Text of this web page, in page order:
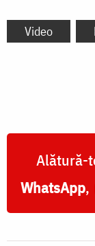
Video
Alătură-
WhatsApp,